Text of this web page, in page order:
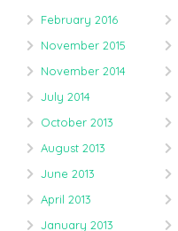
February 2016
November 2015
November 2014
July 2014
October 2013
August 2013
June 2013
April 2013
January 2013